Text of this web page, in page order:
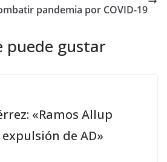
pandemia por COVID-19
puede gustar
«Ramos Allup
de AD»